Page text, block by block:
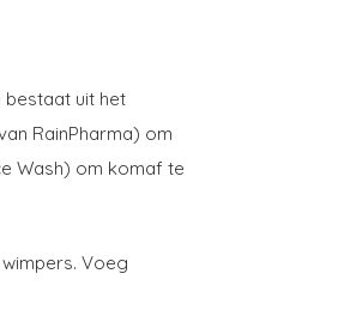
bestaat uit het
RainPharma) om
Wash) om komaf te
Voeg